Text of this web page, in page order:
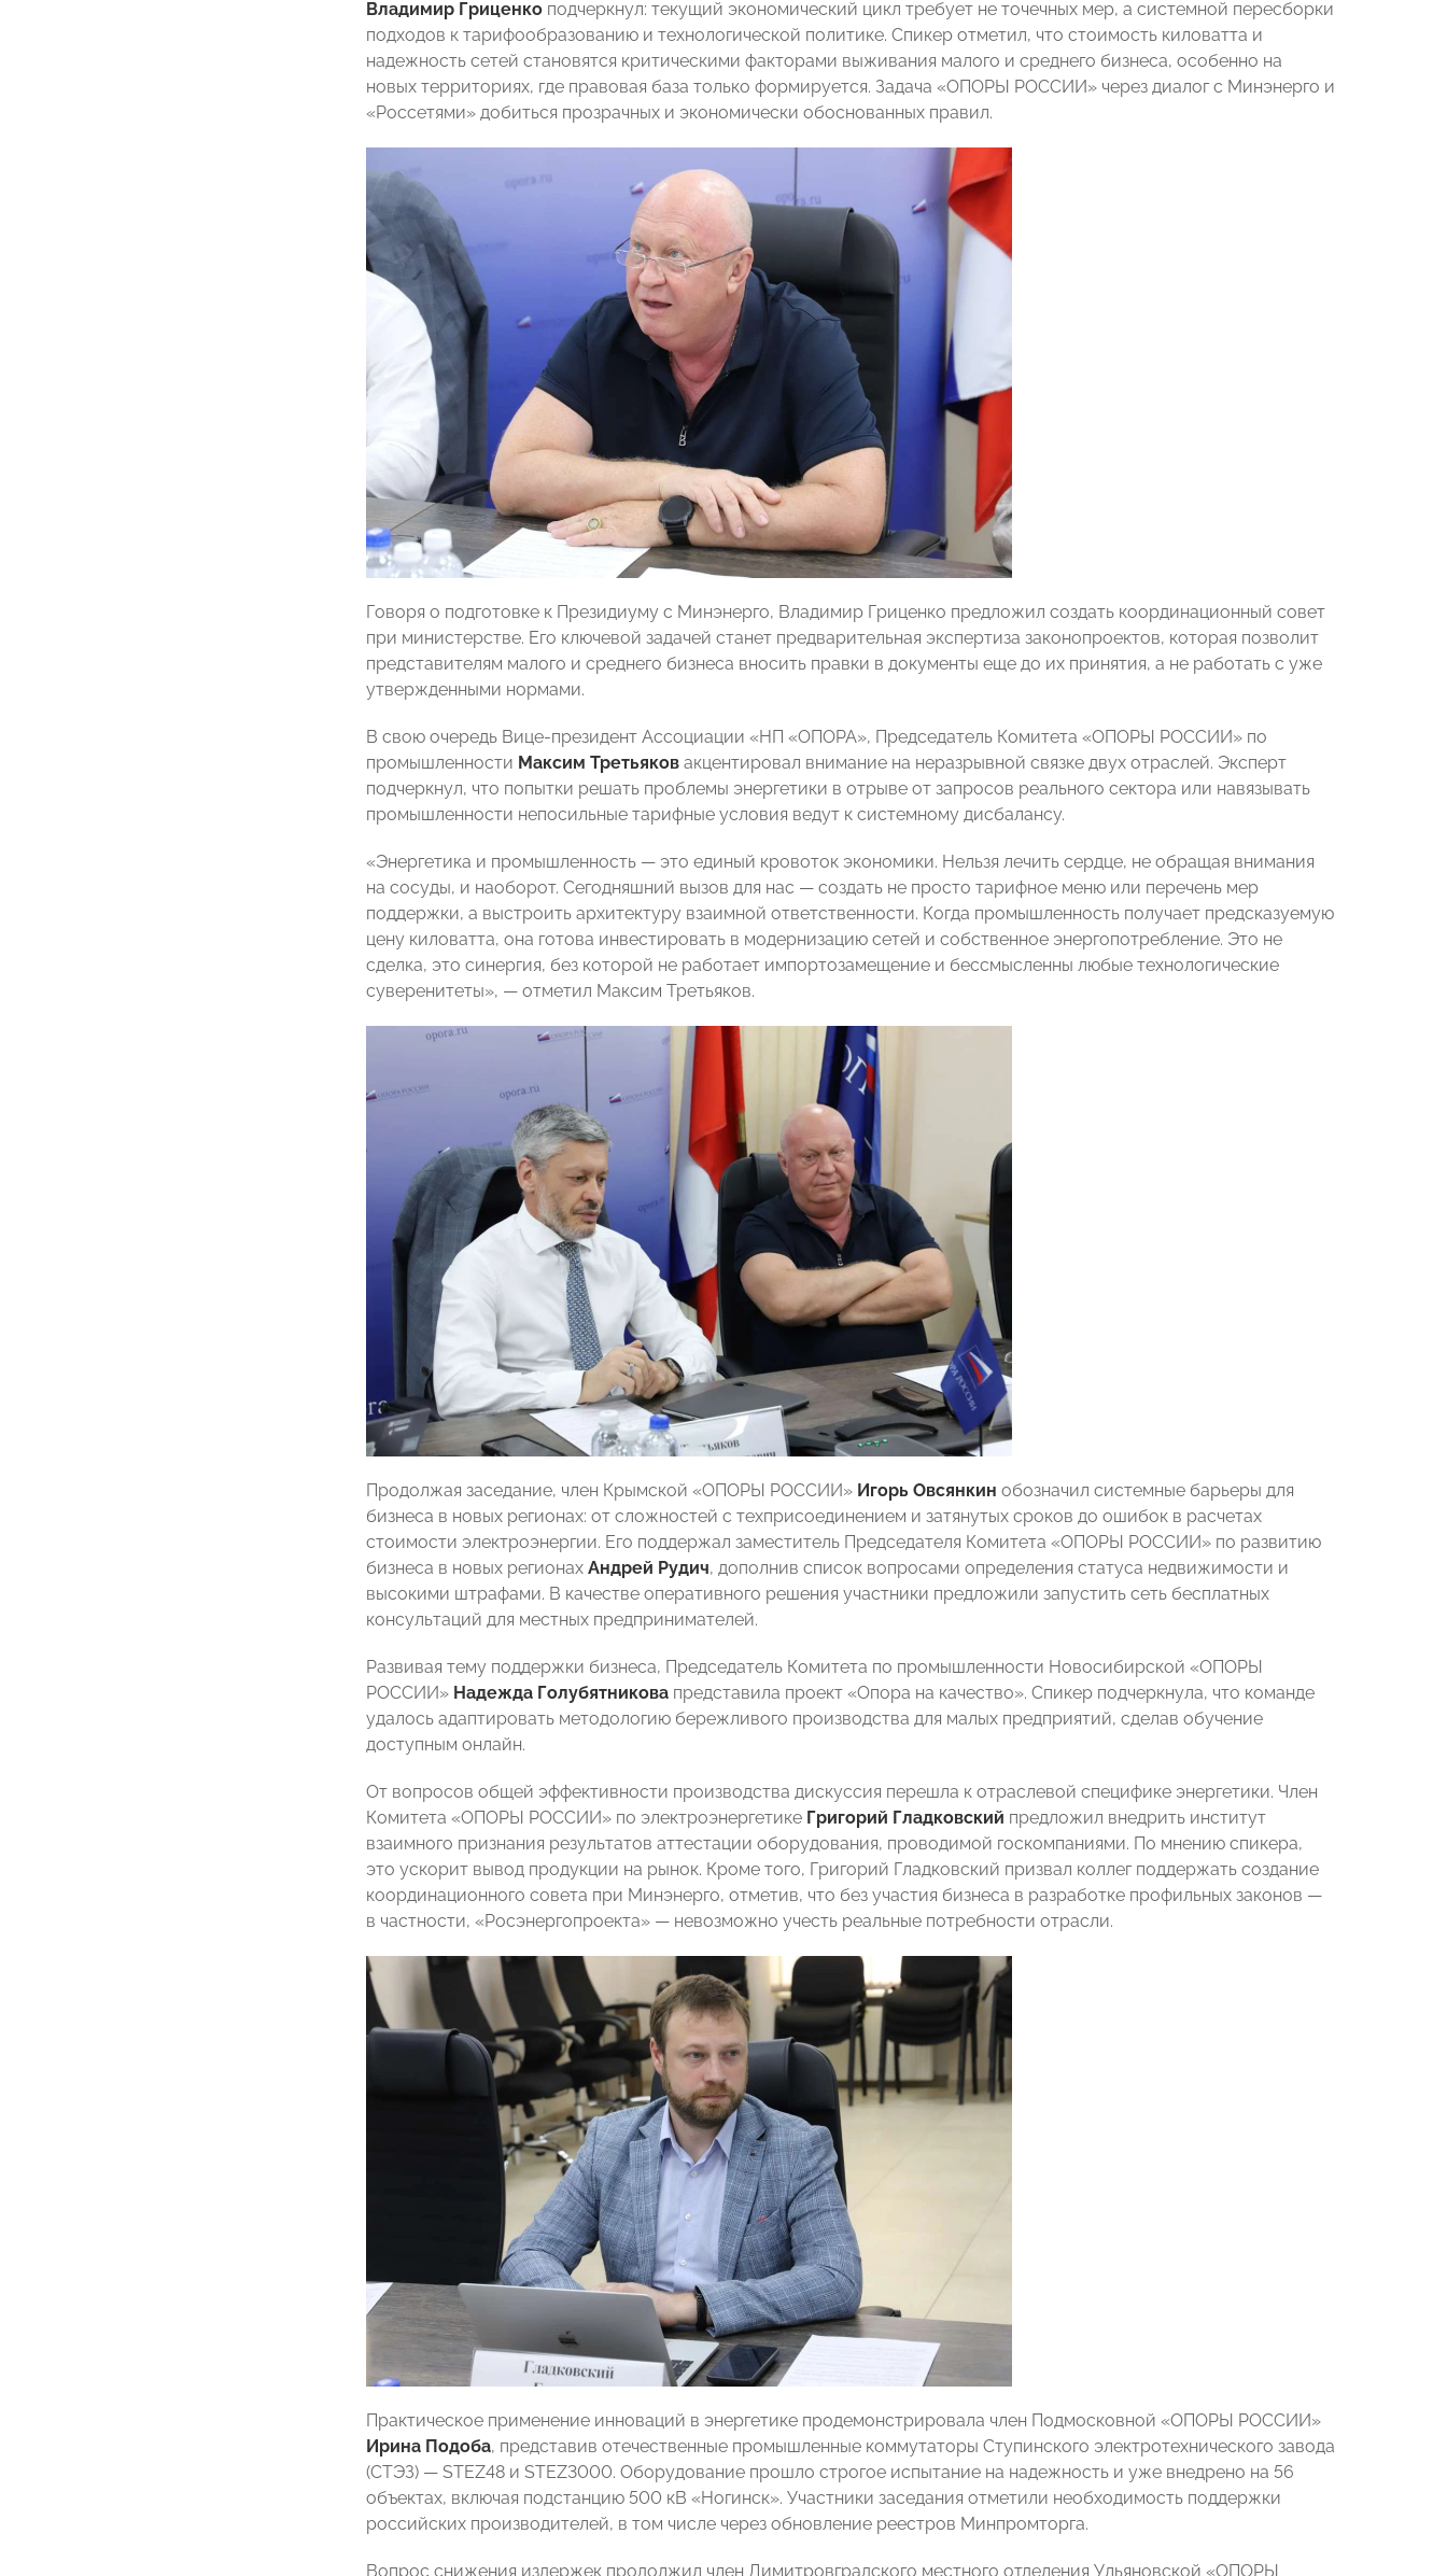
Владимир Гриценко подчеркнул: текущий экономический цикл требует не точечных мер, а системной пересборки
подходов к тарифообразованию и технологической политике. Спикер отметил, что стоимость киловатта и
надежность сетей становятся критическими факторами выживания малого и среднего бизнеса, особенно на
новых территориях, где правовая база только формируется. Задача «ОПОРЫ РОССИИ» через диалог с Минэнерго и
«Россетями» добиться прозрачных и экономически обоснованных правил.
Говоря о подготовке к Президиуму с Минэнерго, Владимир Гриценко предложил создать координационный совет
при министерстве. Его ключевой задачей станет предварительная экспертиза законопроектов, которая позволит
представителям малого и среднего бизнеса вносить правки в документы еще до их принятия, а не работать с уже
утвержденными нормами.
В свою очередь Вице-президент Ассоциации «НП «ОПОРА», Председатель Комитета «ОПОРЫ РОССИИ» по
промышленности Максим Третьяков акцентировал внимание на неразрывной связке двух отраслей. Эксперт
подчеркнул, что попытки решать проблемы энергетики в отрыве от запросов реального сектора или навязывать
промышленности непосильные тарифные условия ведут к системному дисбалансу.
«Энергетика и промышленность — это единый кровоток экономики. Нельзя лечить сердце, не обращая внимания
на сосуды, и наоборот. Сегодняшний вызов для нас — создать не просто тарифное меню или перечень мер
поддержки, а выстроить архитектуру взаимной ответственности. Когда промышленность получает предсказуемую
цену киловатта, она готова инвестировать в модернизацию сетей и собственное энергопотребление. Это не
сделка, это синергия, без которой не работает импортозамещение и бессмысленны любые технологические
суверенитеты», — отметил Максим Третьяков.
Продолжая заседание, член Крымской «ОПОРЫ РОССИИ» Игорь Овсянкин обозначил системные барьеры для
бизнеса в новых регионах: от сложностей с техприсоединением и затянутых сроков до ошибок в расчетах
стоимости электроэнергии. Его поддержал заместитель Председателя Комитета «ОПОРЫ РОССИИ» по развитию
бизнеса в новых регионах Андрей Рудич, дополнив список вопросами определения статуса недвижимости и
высокими штрафами. В качестве оперативного решения участники предложили запустить сеть бесплатных
консультаций для местных предпринимателей.
Развивая тему поддержки бизнеса, Председатель Комитета по промышленности Новосибирской «ОПОРЫ
РОССИИ» Надежда Голубятникова представила проект «Опора на качество». Спикер подчеркнула, что команде
удалось адаптировать методологию бережливого производства для малых предприятий, сделав обучение
доступным онлайн.
От вопросов общей эффективности производства дискуссия перешла к отраслевой специфике энергетики. Член
Комитета «ОПОРЫ РОССИИ» по электроэнергетике Григорий Гладковский предложил внедрить институт
взаимного признания результатов аттестации оборудования, проводимой госкомпаниями. По мнению спикера,
это ускорит вывод продукции на рынок. Кроме того, Григорий Гладковский призвал коллег поддержать создание
координационного совета при Минэнерго, отметив, что без участия бизнеса в разработке профильных законов —
в частности, «Росэнергопроекта» — невозможно учесть реальные потребности отрасли.
Практическое применение инноваций в энергетике продемонстрировала член Подмосковной «ОПОРЫ РОССИИ»
Ирина Подоба, представив отечественные промышленные коммутаторы Ступинского электротехнического завода
(СТЭЗ) — STEZ48 и STEZ3000. Оборудование прошло строгое испытание на надежность и уже внедрено на 56
объектах, включая подстанцию 500 кВ «Ногинск». Участники заседания отметили необходимость поддержки
российских производителей, в том числе через обновление реестров Минпромторга.
Вопрос снижения издержек продолжил член Димитровградского местного отделения Ульяновской «ОПОРЫ